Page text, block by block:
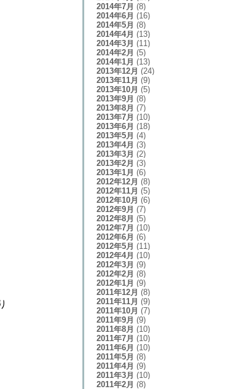
2014年7月 (8)
2014年6月 (16)
2014年5月 (8)
2014年4月 (13)
2014年3月 (11)
2014年2月 (5)
2014年1月 (13)
2013年12月 (24)
2013年11月 (9)
2013年10月 (5)
2013年9月 (8)
2013年8月 (7)
2013年7月 (10)
2013年6月 (18)
2013年5月 (4)
2013年4月 (3)
2013年3月 (2)
2013年2月 (3)
2013年1月 (6)
2012年12月 (8)
2012年11月 (5)
2012年10月 (6)
2012年9月 (7)
2012年8月 (5)
2012年7月 (10)
2012年6月 (6)
2012年5月 (11)
2012年4月 (10)
2012年3月 (9)
2012年2月 (8)
2012年1月 (9)
2011年12月 (8)
2011年11月 (9)
2011年10月 (7)
2011年9月 (9)
2011年8月 (10)
2011年7月 (10)
2011年6月 (10)
2011年5月 (8)
2011年4月 (9)
2011年3月 (10)
2011年2月 (8)